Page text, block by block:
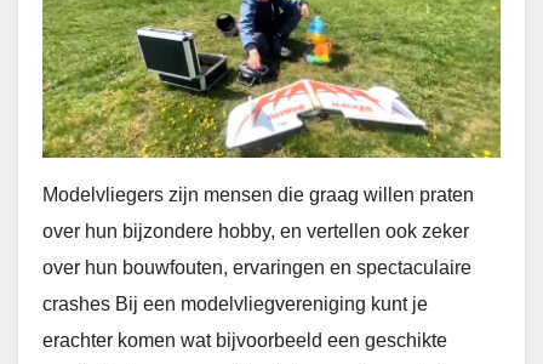
Modelvliegers zijn mensen die graag willen praten
over hun bijzondere hobby, en vertellen ook zeker
over hun bouwfouten, ervaringen en spectaculaire
crashes Bij een modelvliegvereniging kunt je
erachter komen wat bijvoorbeeld een geschikte